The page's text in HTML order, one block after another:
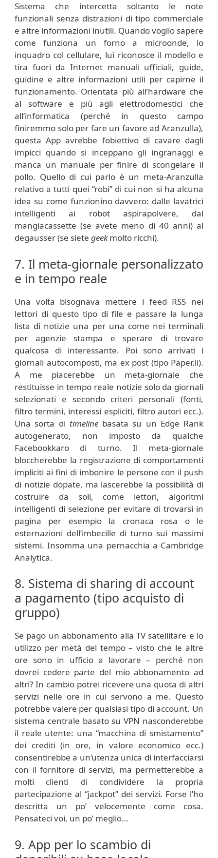
Sistema che intercetta soltanto le note
funzionali senza distrazioni di tipo commerciale
e altre informazioni inutili. Quando voglio sapere
come funziona un forno a microonde, lo
inquadro col cellulare, lui riconosce il modello e
tira fuori da Internet manuali ufficiali, guide,
guidine e altre informazioni utili per capirne il
funzionamento. Orientata più all’hardware che
al software e più agli elettrodomestici che
all’informatica (perché in questo campo
finiremmo solo per fare un favore ad Aranzulla),
questa App avrebbe l’obiettivo di cavare dagli
impicci quando si inceppano gli ingranaggi e
manca un manuale per finire di scongelare il
pollo. Quello di cui parlo è un meta-Aranzulla
relativo a tutti quei “robi” di cui non si ha alcuna
idea su come funzionino davvero: dalle lavatrici
intelligenti ai robot aspirapolvere, dal
mangiacassette (se avete meno di 40 anni) al
degausser (se siete geekmolto ricchi).
7. Il meta-giornale personalizzato
e in tempo reale
Una volta bisognava mettere i feed RSS nei
lettori di questo tipo di file e passare la lunga
lista di notizie una per una come nei terminali
per agenzie stampa e sperare di trovare
qualcosa di interessante. Poi sono arrivati i
giornali autocomposti, ma ex post (tipo Paper.li).
A me piacerebbe un meta-giornale che
restituisse in tempo reale notizie solo da giornali
selezionati e secondo criteri personali (fonti,
filtro termini, interessi espliciti, filtro autori ecc.).
Una sorta di timelinebasata su un Edge Rank
autogenerato, non imposto da qualche
Facebookkaro di turno. Il meta-giornale
bloccherebbe la registrazione di comportamenti
impliciti ai fini di imbonire le persone con il push
di notizie dopate, ma lascerebbe la possibilità di
costruire da soli, come lettori, algoritmi
intelligenti di selezione per evitare di trovarsi in
pagina per esempio la cronaca rosa o le
esternazioni dell’imbecille di turno sui massimi
sistemi. Insomma una pernacchia a Cambridge
Analytica.
8. Sistema di sharing di account
a pagamento (tipo acquisto di
gruppo)
Se pago un abbonamento alla TV satellitare e lo
utilizzo per metà del tempo – visto che le altre
ore sono in ufficio a lavorare – perché non
dovrei cedere parte del mio abbonamento ad
altri? In cambio potrei ricevere una quota di altri
servizi nelle ore in cui servono a me. Questo
potrebbe valere per qualsiasi tipo di account. Un
sistema centrale basato su VPN nasconderebbe
il reale utente: una “macchina di smistamento”
dei crediti (in ore, in valore economico ecc.)
consentirebbe a un’utenza unica di interfacciarsi
con il fornitore di servizi, ma permetterebbe a
molti clienti di condividere la propria
partecipazione al “jackpot” dei servizi. Forse l’ho
descritta un po’ velocemente come cosa.
Pensateci voi, un po’ meglio…
9. App per lo scambio di